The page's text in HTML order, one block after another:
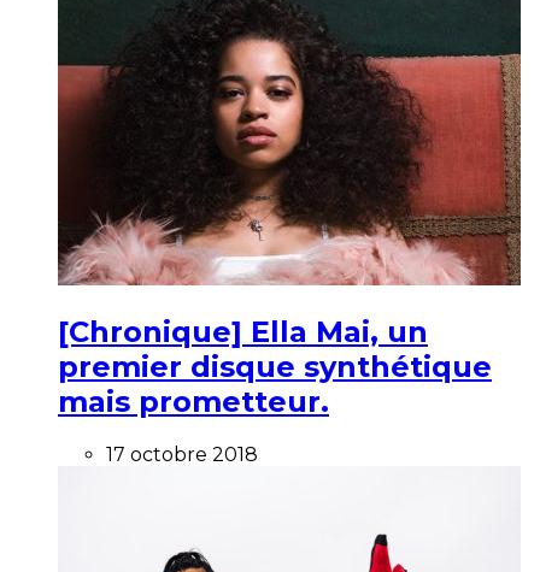
[Chronique] Ella Mai, un
premier disque synthétique
mais prometteur.
17 octobre 2018